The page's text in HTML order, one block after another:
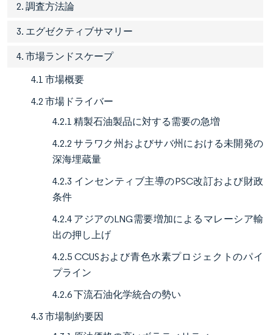
2. 調査方法論
3. エグゼクティブサマリー
4. 市場ランドスケープ
4.1 市場概要
4.2 市場ドライバー
4.2.1 精製石油製品に対する需要の急増
4.2.2 サラワク州およびサバ州における未開発の
深海埋蔵量
4.2.3 インセンティブ主導のPSC改訂および財政
条件
4.2.4 アジアのLNG需要増加によるマレーシア輸
出の押し上げ
4.2.5 CCUSおよび青色水素プロジェクトのパイ
プライン
4.2.6 下流石油化学統合の勢い
4.3 市場制約要因